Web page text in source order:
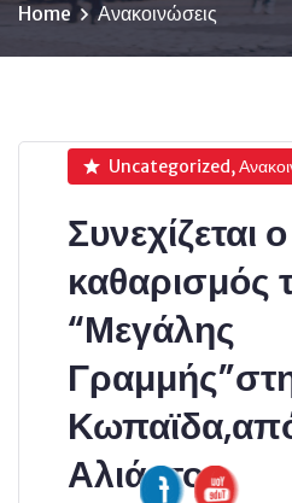
Home Ανακοινώσεις
Uncategorized,
Συνεχίζεται ο
καθαρισμός
“Μεγάλης
Αλιάρτου